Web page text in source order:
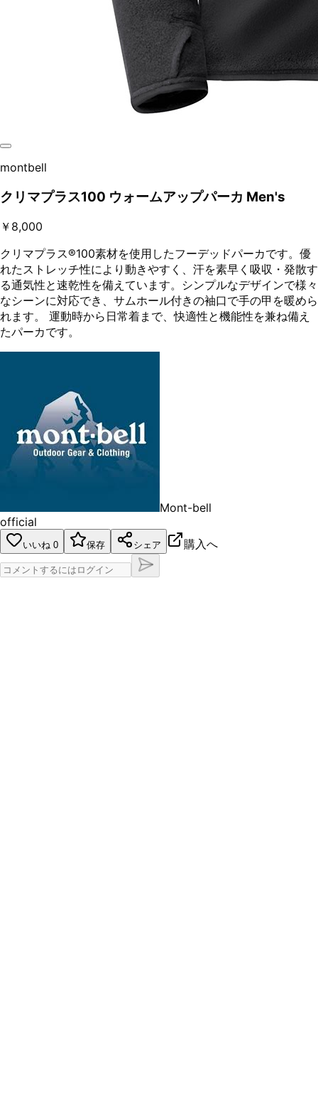
montbell
クリマプラス100 ウォームアップパーカ Men's
￥8,000
クリマプラス®100素材を使用したフーデッドパーカです。優
れたストレッチ性により動きやすく、汗を素早く吸収・発散す
る通気性と速乾性を備えています。シンプルなデザインで様々
なシーンに対応でき、サムホール付きの袖口で手の甲を暖めら
れます。 運動時から日常着まで、快適性と機能性を兼ね備え
たパーカです。
Mont-bell
official
いいね 0 保存 シェア 購入へ